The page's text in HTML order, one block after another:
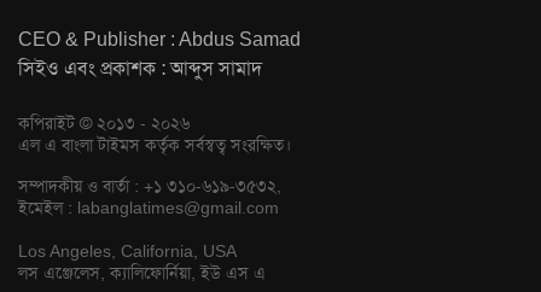
CEO & Publisher : Abdus Samad
সিইও এবং প্রকাশক : আব্দুস সামাদ
কপিরাইট © ২০১৩ - ২০২৬
এল এ বাংলা টাইমস কর্তৃক সর্বস্বত্ব সংরক্ষিত।
সম্পাদকীয় ও বার্তা : +১ ৩১০-৬১৯-৩৫৩২,
ইমেইল : labanglatimes@gmail.com
Los Angeles, California, USA
লস এঞ্জেলেস, ক্যালিফোর্নিয়া, ইউ এস এ